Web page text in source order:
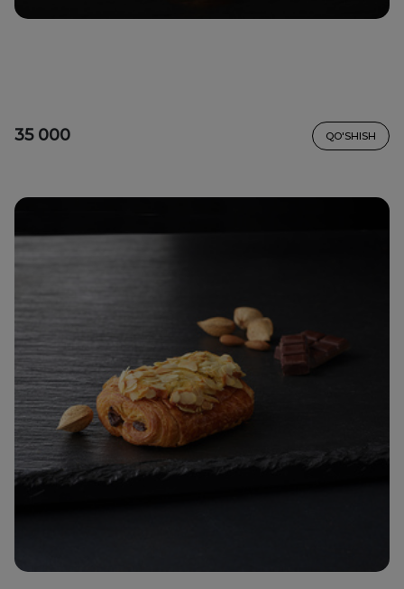
35 000 QO'SHISH